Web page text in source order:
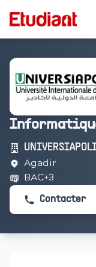
Agadir
BAC+3
Contacter